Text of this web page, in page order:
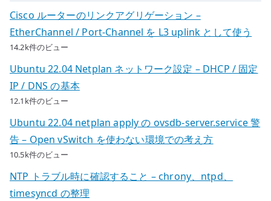
Cisco ルーターのリンクアグリゲーション –
EtherChannel / Port-Channel を L3 uplink として使う
14.2k件のビュー
Ubuntu 22.04 Netplan ネットワーク設定 – DHCP / 固定
IP / DNS の基本
12.1k件のビュー
Ubuntu 22.04 netplan apply の ovsdb-server.service 警
告 – Open vSwitch を使わない環境での考え方
10.5k件のビュー
NTP トラブル時に確認すること – chrony、ntpd、
timesyncd の整理